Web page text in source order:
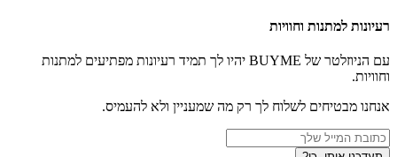
רעיונות למתנות וחוויות
עם הניוזלטר של BUYME יהיו לך תמיד רעיונות מפתיעים למתנות
וחוויות.
אנחנו מבטיחים לשלוח לך רק מה שמעניין ולא להעמיס.